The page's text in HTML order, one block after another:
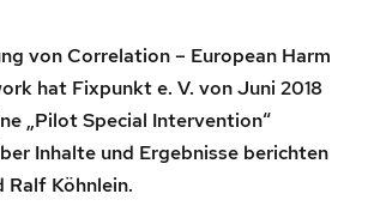
von Correlation – European Harm
hat Fixpunkt e. V. von Juni 2018
„Pilot Special Intervention“
Inhalte und Ergebnisse berichten
Ralf Köhnlein.